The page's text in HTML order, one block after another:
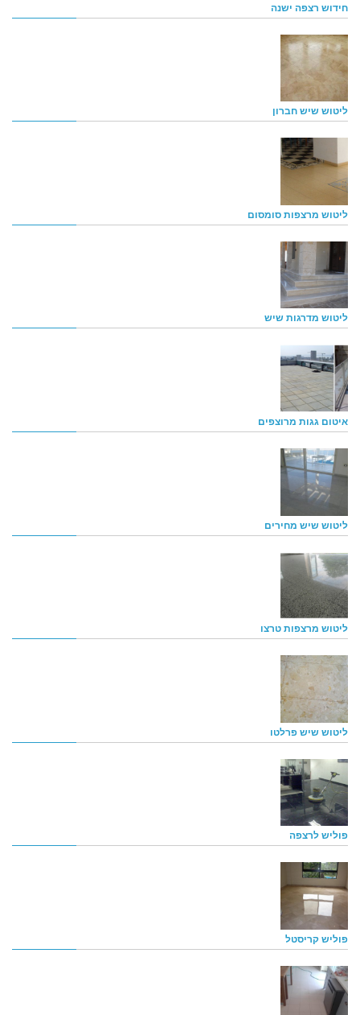
חידוש רצפה ישנה
ליטוש שיש חברון
ליטוש מרצפות סומסום
ליטוש מדרגות שיש
איטום גגות מרוצפים
ליטוש שיש מחירים
ליטוש מרצפות טרצו
ליטוש שיש פרלטו
פוליש לרצפה
פוליש קריסטל